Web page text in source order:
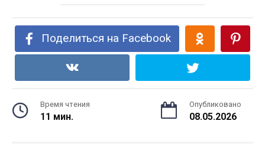
Поделиться на Facebook
Время чтения
11 мин.
Опубликовано
08.05.2026